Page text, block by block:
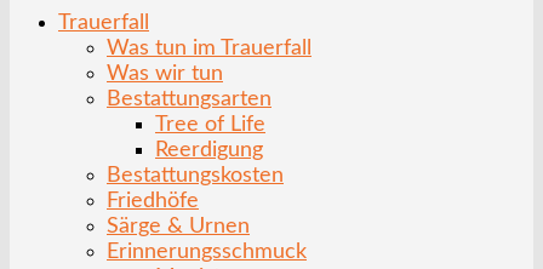
Trauerfall
Was tun im Trauerfall
Was wir tun
Bestattungsarten
Tree of Life
Reerdigung
Bestattungskosten
Friedhöfe
Särge & Urnen
Erinnerungsschmuck